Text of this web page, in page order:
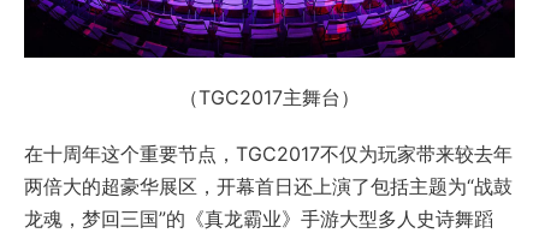
（TGC2017主舞台）
在十周年这个重要节点，TGC2017不仅为玩家带来较去年
两倍大的超豪华展区，开幕首日还上演了包括主题为“战鼓
龙魂，梦回三国”的《真龙霸业》手游大型多人史诗舞蹈